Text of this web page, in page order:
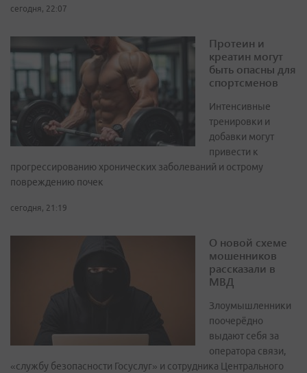
сегодня, 22:07
Протеин и
креатин могут
быть опасны для
спортсменов
Интенсивные
тренировки и
добавки могут
привести к
прогрессированию хронических заболеваний и острому
повреждению почек
сегодня, 21:19
О новой схеме
мошенников
рассказали в
МВД
Злоумышленники
поочерёдно
выдают себя за
оператора связи,
«службу безопасности Госуслуг» и сотрудника Центрального